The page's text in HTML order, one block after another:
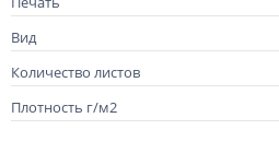
Вид
Количество листов
Плотность г/м2